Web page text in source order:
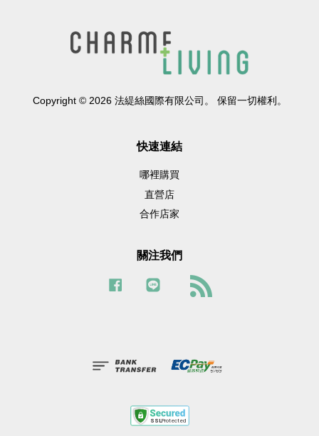
Copyright © 2026 法緹絲國際有限公司。 保留一切權利。
快速連結
哪裡購買
直營店
合作店家
關注我們
Facebook